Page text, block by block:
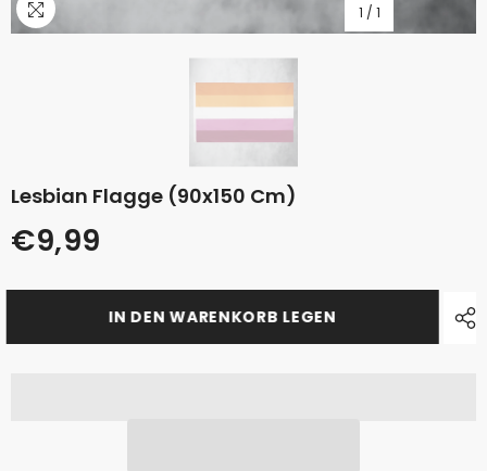
1 / 1
Lesbian Flagge (90x150 Cm)
€9,99
IN DEN WARENKORB LEGEN